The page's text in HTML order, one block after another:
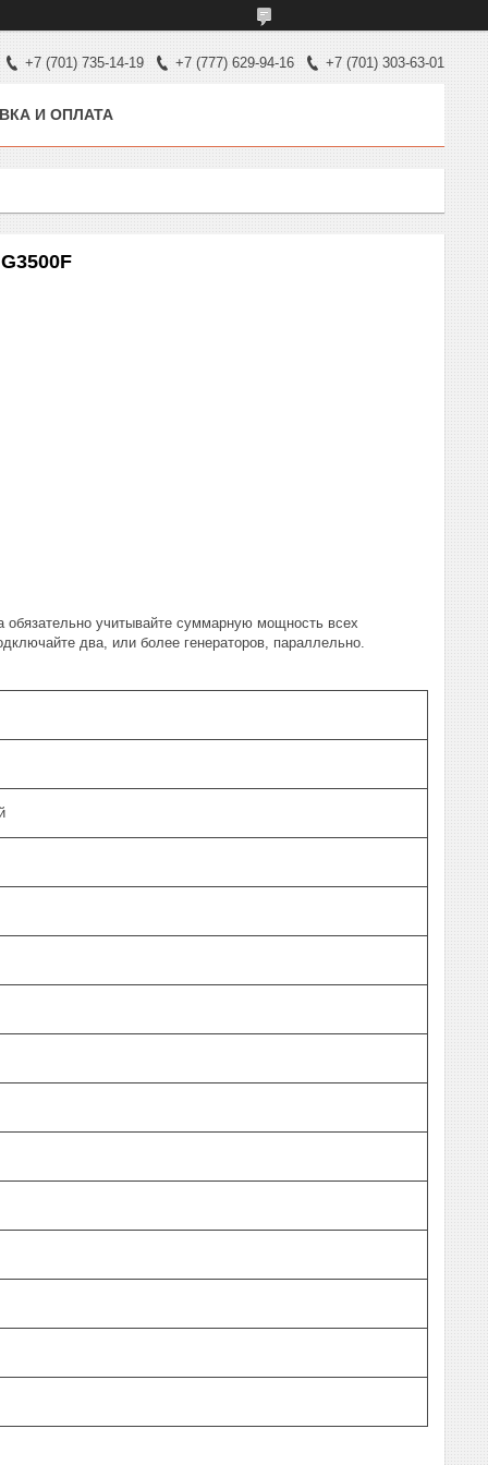
+7 (701) 735-14-19 +7 (777) 629-94-16 +7 (701) 303-63-01
И ОПЛАТА
обязательно учитывайте суммарную мощность всех
два, или более генераторов, параллельно.